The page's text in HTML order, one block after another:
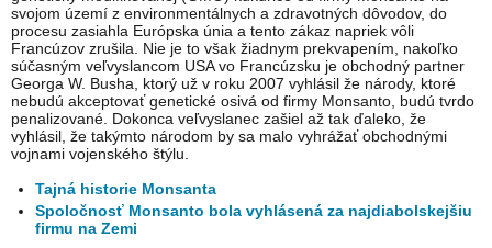
svojom území z environmentálnych a zdravotných dôvodov, do
procesu zasiahla Európska únia a tento zákaz napriek vôli
Francúzov zrušila. Nie je to však žiadnym prekvapením, nakoľko
súčasným veľvyslancom USA vo Francúzsku je obchodný partner
Georga W. Busha, ktorý už v roku 2007 vyhlásil že národy, ktoré
nebudú akceptovať genetické osivá od firmy Monsanto, budú tvrdo
penalizované. Dokonca veľvyslanec zašiel až tak ďaleko, že
vyhlásil, že takýmto národom by sa malo vyhrážať obchodnými
vojnami vojenského štýlu.
Tajná historie Monsanta
Spoločnosť Monsanto bola vyhlásená za najdiabolskejšiu
firmu na Zemi